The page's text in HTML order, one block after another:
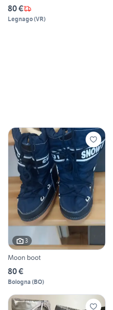
80 €
Legnago(VR)
3
Moon boot
80 €
Bologna (BO)